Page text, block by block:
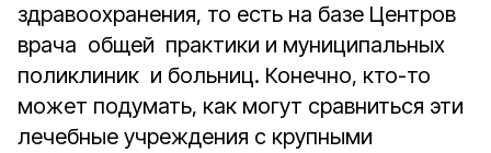
здравоохранения, то есть на базе Центров
врача общей практики и муниципальных
поликлиник и больниц. Конечно, кто-то
может подумать, как могут сравниться эти
лечебные учреждения с крупными